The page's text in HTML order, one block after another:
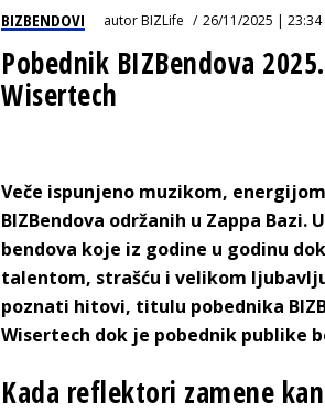
BIZBENDOVI autorBIZLife 26/11/2025 | 23:34
Pobednik BIZBendova
Wisertech
Veče ispunjeno muzikom,
BIZBendova održanih u Zappa
bendova koje iz godine u godinu
talentom, strašću i velikom
poznati hitovi, titulu pobednika
Wisertech dok je pobednik publike
Kada reflektori zamene